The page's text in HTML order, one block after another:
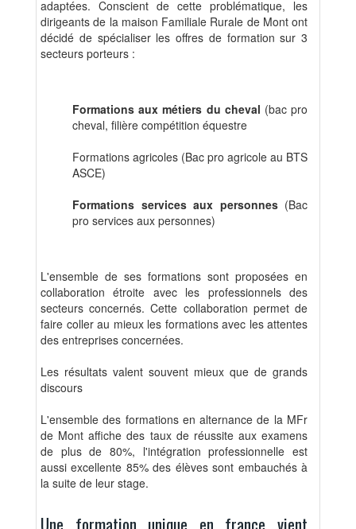
adaptées. Conscient de cette problématique, les
dirigeants de la maison Familiale Rurale de Mont ont
décidé de spécialiser les offres de formation sur 3
secteurs porteurs :
Formations aux métiers du cheval (bac pro
cheval, filière compétition équestre
Formations agricoles (Bac pro agricole au BTS
ASCE)
Formations services aux personnes(Bac
pro services aux personnes)
L'ensemble de ses formations sont proposées en
collaboration étroite avec les professionnels des
secteurs concernés. Cette collaboration permet de
faire coller au mieux les formations avec les attentes
des entreprises concernées.
Les résultats valent souvent mieux que de grands
discours
L'ensemble des formations en alternance de la MFr
de Mont affiche des taux de réussite aux examens
de plus de 80%, l'intégration professionnelle est
aussi excellente 85% des élèves sont embauchés à
la suite de leur stage.